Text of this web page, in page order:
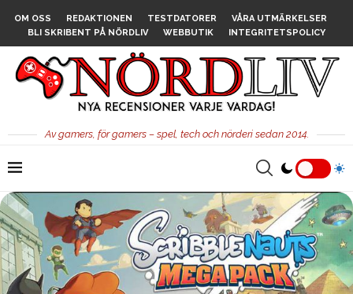
OM OSS REDAKTIONEN TESTDATORER
VÅRA UTMÄRKELSER
BLI SKRIBENT PÅ NÖRDLIV
WEBBUTIK INTEGRITETSPOLICY
Av gamers, för gamers – spel, tech och nörderi sedan 2014.